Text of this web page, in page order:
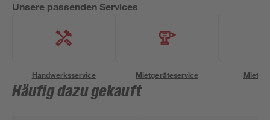
Unsere passenden Services
Handwerksservice Mietgeräteservice
Häufig dazu gekauft